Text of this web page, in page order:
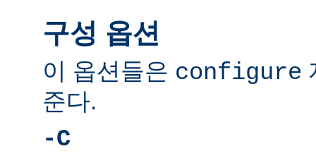
구성 옵션
이 옵션들은 configure
준다.
-C